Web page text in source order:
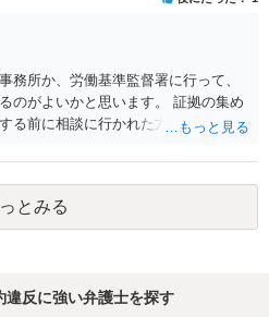
イバシー侵害等に基づく損害賠償
りえます（ただし、金額は多額にな
務所か、労働基準監督署に行って、
のがよいかと思います。 証拠の集め
る前に相談に行かれた方がよいかと
とみる
反に強い弁護士を探す